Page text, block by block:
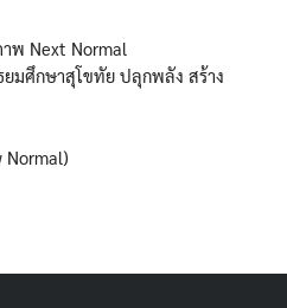
พ Next Normal
มศึกษาสุโขทัย ปลุกพลัง สร้าง
Normal)